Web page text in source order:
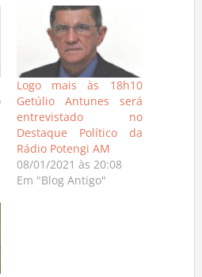
Logo mais às 18h10
Getúlio Antunes será
entrevistado no
Destaque Político da
Rádio Potengi AM
08/01/2021 às 20:08
Em "Blog Antigo"